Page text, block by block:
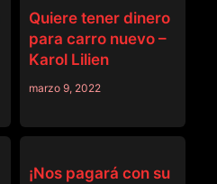
Quiere tener dinero
para carro nuevo –
Karol Lilien
marzo 9, 2022
¡Nos pagará con su